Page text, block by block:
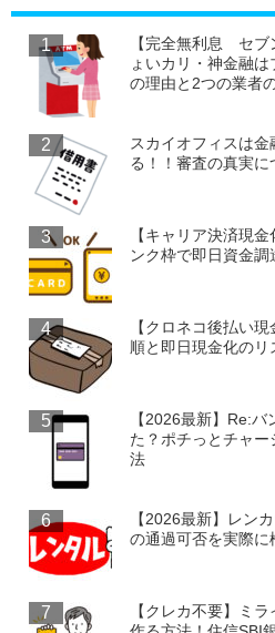
【完全無利息 セブ
ょいカリ・神金融
の理由と2つの業者
スカイオフィスは
る！！審査の真実に
【キャリア決済現
ンク枠で即日資金
【クロネコ後払い
順と即日現金化のリ
【2026最新】Re:
た？ポチっとチャ
法
【2026最新】レン
の通過可否を実際に
【クレカ不要】ミ